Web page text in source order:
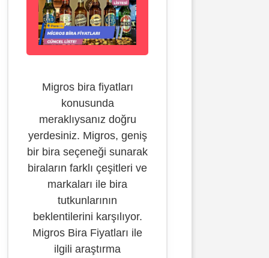
Migros bira fiyatları
konusunda
meraklıysanız doğru
yerdesiniz. Migros, geniş
bir bira seçeneği sunarak
biraların farklı çeşitleri ve
markaları ile bira
tutkunlarının
beklentilerini karşılıyor.
Migros Bira Fiyatları ile
ilgili araştırma